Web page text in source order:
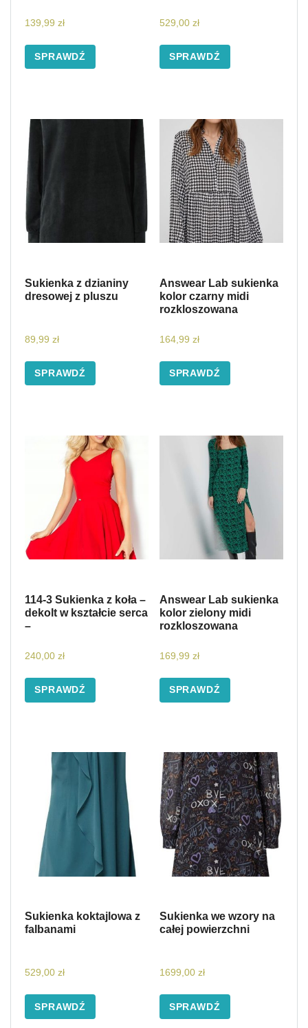
139,99 zł
SPRAWDŹ
529,00 zł
SPRAWDŹ
Sukienka z dzianiny
dresowej z pluszu
89,99 zł
SPRAWDŹ
Answear Lab sukienka
kolor czarny midi
rozkloszowana
164,99 zł
SPRAWDŹ
114-3 Sukienka z koła –
dekolt w kształcie serca
–
240,00 zł
SPRAWDŹ
Answear Lab sukienka
kolor zielony midi
rozkloszowana
169,99 zł
SPRAWDŹ
Sukienka koktajlowa z
falbanami
529,00 zł
SPRAWDŹ
Sukienka we wzory na
całej powierzchni
1699,00 zł
SPRAWDŹ